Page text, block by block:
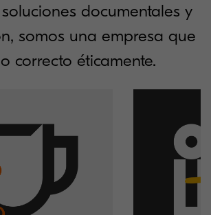
documentales y
somos una empresa que
correcto éticamente.